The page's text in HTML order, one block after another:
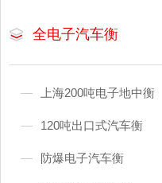
全电子汽车衡
上海200吨电子地中衡
120吨出口式汽车衡
防爆电子汽车衡